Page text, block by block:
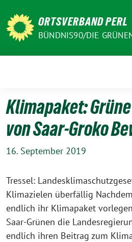
zum
Inhalt
ORTSVERBAND PERL
BÜNDNIS90/DIE
Klimapaket:
von Saar-Groko
16. September 2019
Tressel:
Klimazielen überfällig
endlich ihr Klimapaket
Saar-Grünen die
endlich ihren Beitrag zum